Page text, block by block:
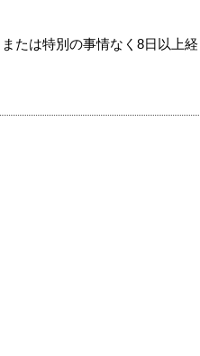
たは特別の事情なく8日以上経